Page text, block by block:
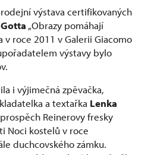
výstava certifikovaných
„Obrazy pomáhají
v roce 2011 v Galerii Giacomo
výstavy bylo
i výjimečná zpěvačka,
a textařka Lenka
Reinerovy fresky
Noci kostelů v roce
duchcovského zámku.